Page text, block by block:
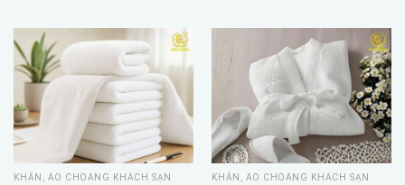
KHĂN, ÁO CHOÀNG KHÁCH SẠN KHĂN, ÁO CHOÀNG KHÁCH SẠN